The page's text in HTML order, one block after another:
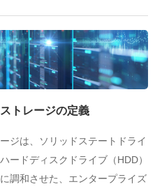
トレージの定義
ジは、ソリッドステートドライ
ードディスクドライブ（HDD）
調和させた、エンタープライズ